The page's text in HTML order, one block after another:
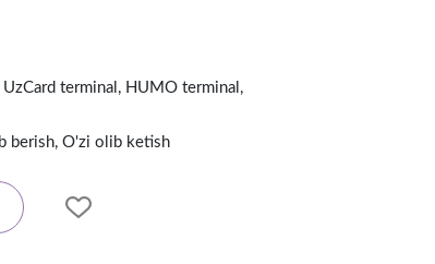
terminal, HUMO terminal,
berish, O'zi olib ketish